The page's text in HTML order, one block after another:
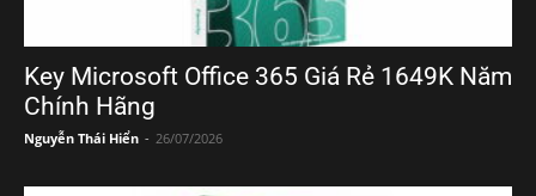
Key Microsoft Office 365 Giá Rẻ 1649K Năm
Chính Hãng
Nguyễn Thái Hiển - 26/07/2026